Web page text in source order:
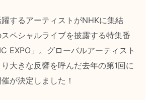
するアーティストがNHKに集結
ペシャルライブを披露する特集番
EXPO」。グローバルアーティスト
大きな反響を呼んだ去年の第1回に
が決定しました！